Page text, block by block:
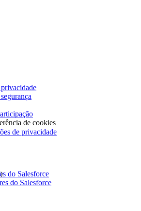
de cookies
de privacidade
do Salesforce
do Salesforce